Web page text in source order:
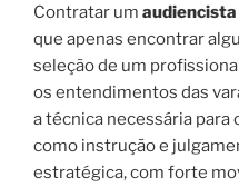
Contratar um
que apenas encontrar
seleção de um
os entendimentos das
a técnica necessária para
como instrução e
estratégica, com forte